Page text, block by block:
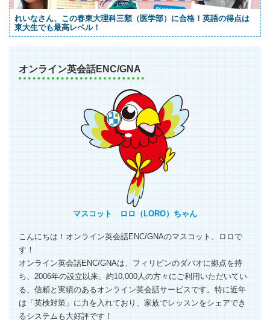
れいなさん、この春東大理科三類（医学部）に合格！英語の得点は
東大生でも最高レベル！
オンライン英会話ENC/GNA
マスコット ロロ（LORO）ちゃん
こんにちは！オンライン英会話ENC/GNAのマスコット、ロロで
す！
オンライン英会話ENC/GNAは、フィリピンのダバオに拠点を持
ち、2006年の設立以来、約10,000人の方々にご利用いただいてい
る、信頼と実績のあるオンライン英会話サービスです。特に近年
は「英検対策」に力を入れており、家族でレッスンをシェアでき
るシステムも大好評です！